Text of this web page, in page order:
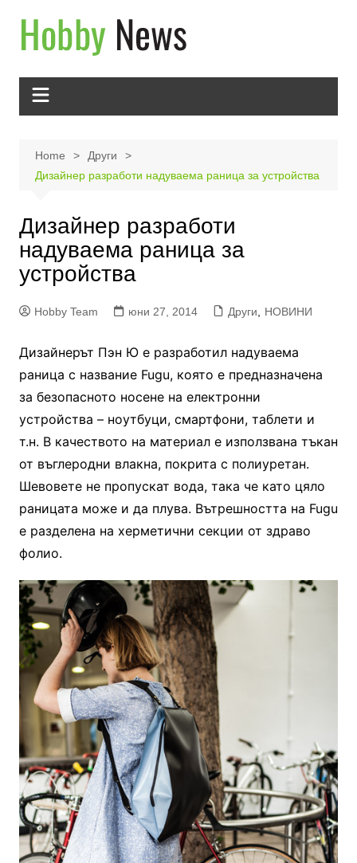
content
Home
Други
Дизайнер разработи надуваема раница за устройства
Дизайнер разработи
надуваема раница за
устройства
Hobby Team юни 27, 2014 Други НОВИНИ
Дизайнерът Пэн Ю е разработил надуваема
раница с название Fugu, която е предназначена
за безопасното носене на електронни
устройства – ноутбуци, смартфони, таблети и
т.н. В качеството на материал е използвана тъкан
от въглеродни влакна, покрита с полиуретан.
Шевовете не пропускат вода, така че като цяло
раницата може и да плува. Вътрешността на Fugu
е разделена на херметични секции от здраво
фолио.